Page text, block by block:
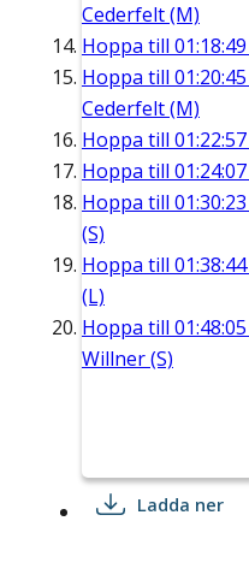
Cederfelt (M)
Hoppa till 01:18:49
Hoppa till 01:20:45
Cederfelt (M)
Hoppa till 01:22:57
Hoppa till 01:24:07
Hoppa till 01:30:23
(S)
Hoppa till 01:38:44
(L)
Hoppa till 01:48:05
Willner (S)
Ladda ner